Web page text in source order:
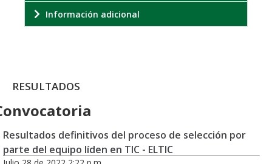
Información adicional
RESULTADOS
Resultados definitivos del proceso de selección por
parte del equipo líden en TIC - ELTIC